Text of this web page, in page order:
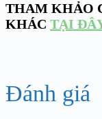
THAM KHẢO
KHÁC TẠI
Đánh giá